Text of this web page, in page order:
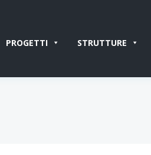
PROGETTI STRUTTURE